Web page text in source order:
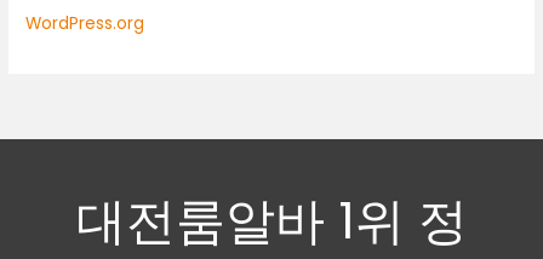
WordPress.org
대전룸알바 1위 정